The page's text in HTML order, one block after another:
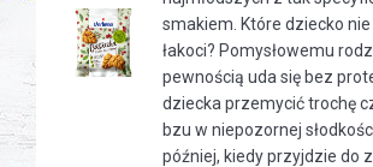
smakiem. Które dziecko nie
łakoci? Pomysłowemu
pewnością uda się bez
dziecka przemycić trochę
bzu w niepozornej
później, kiedy przyjdzie do